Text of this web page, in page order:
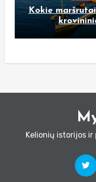
Kokie
Kelionių istorijos ir